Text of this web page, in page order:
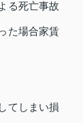
る死亡事故
た場合家賃
てしまい損